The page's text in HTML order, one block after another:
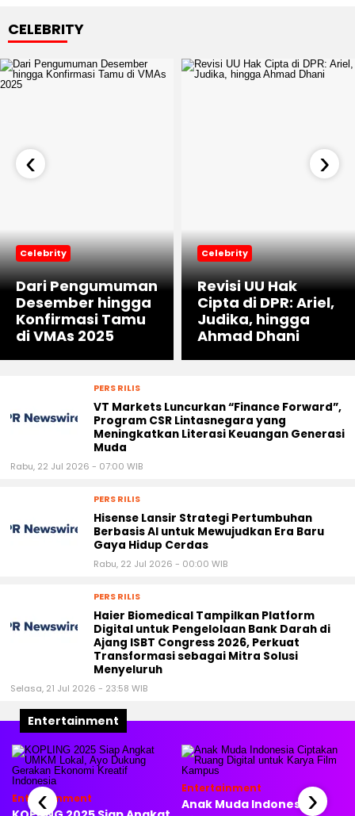
CELEBRITY
Celebrity
Dari Pengumuman
Desember hingga
Konfirmasi Tamu
di VMAs 2025
Celebrity
Revisi UU Hak
Cipta di DPR: Ariel,
Judika, hingga
Ahmad Dhani
‹ ›
PERS RILIS
VT Markets Luncurkan “Finance Forward”,
Program CSR Lintasnegara yang
Meningkatkan Literasi Keuangan Generasi
Muda
Rabu, 22 Jul 2026 - 07:00 WIB
PERS RILIS
Hisense Lansir Strategi Pertumbuhan
Berbasis AI untuk Mewujudkan Era Baru
Gaya Hidup Cerdas
Rabu, 22 Jul 2026 - 00:00 WIB
PERS RILIS
Haier Biomedical Tampilkan Platform
Digital untuk Pengelolaan Bank Darah di
Ajang ISBT Congress 2026, Perkuat
Transformasi sebagai Mitra Solusi
Menyeluruh
Selasa, 21 Jul 2026 - 23:58 WIB
Entertainment
Entertainment
Entertainment
Anak Muda Indonesia
‹ ›